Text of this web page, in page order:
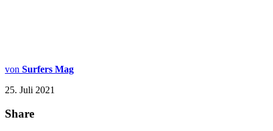
von Surfers Mag
25. Juli 2021
Share